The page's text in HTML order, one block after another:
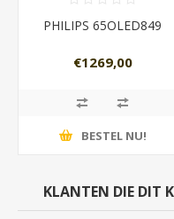
PHILIPS 65OLED849
€1269,00
BESTEL NU!
KLANTEN DIE DIT